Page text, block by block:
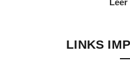
LINKS